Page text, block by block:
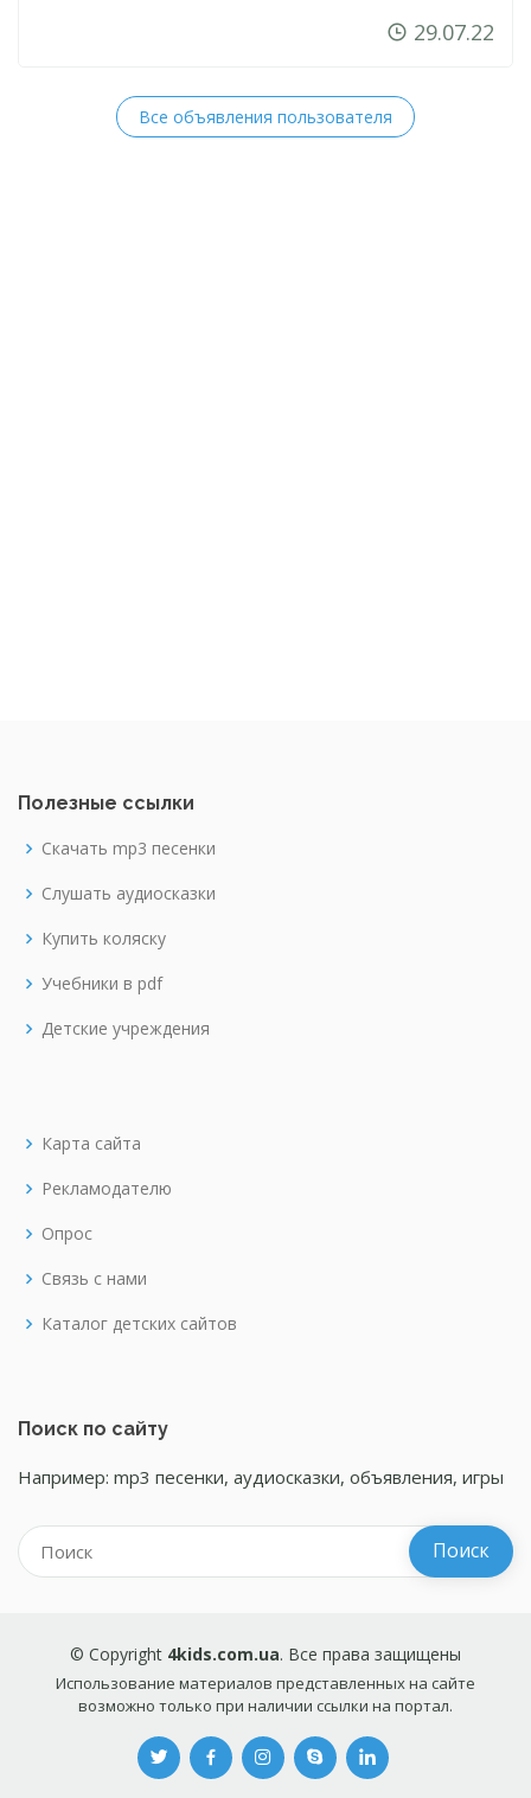
29.07.22
Все объявления пользователя
Полезные ссылки
Скачать mp3 песенки
Слушать аудиосказки
Купить коляску
Учебники в pdf
Детские учреждения
Карта сайта
Рекламодателю
Опрос
Связь с нами
Каталог детских сайтов
Поиск по сайту
Например: mp3 песенки, аудиосказки, объявления, игры
© Copyright 4kids.com.ua. Все права защищены
Использование материалов представленных на сайте
возможно только при наличии ссылки на портал.